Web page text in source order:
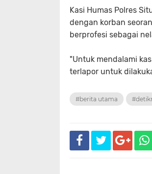
Kasi Humas Polres
dengan korban
berprofesi sebagai
"Untuk mendalami
terlapor untuk
#berita utama